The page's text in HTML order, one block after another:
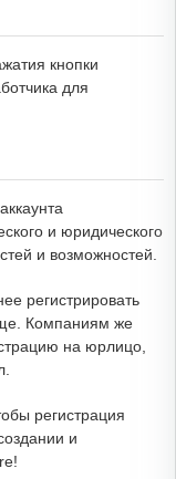
кнопки
для
и юридического
и возможностей.
регистрировать
Компаниям же
на юрлицо,
регистрация
и